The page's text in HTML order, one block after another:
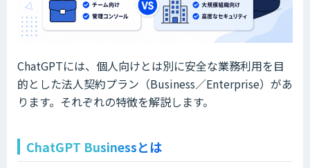
ChatGPTには、個人向けとは別に安全な業務利用を目
的とした法人契約プラン（Business／Enterprise）があ
ります。それぞれの特徴を解説します。
ChatGPT Businessとは